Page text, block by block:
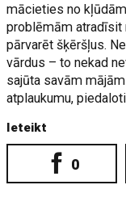
mācieties no
problēmām atradīsit
pārvarēt šķēršļus.
vārdus – to nekad
sajūta savām
atplaukumu,
Ieteikt
0